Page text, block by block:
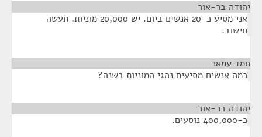
יהודה בר-אור
אני מסיע כ-20 אנשים ביום. יש 20,000 מוניות. תעשה
חישוב.
חמד עמאר
כמה אנשים מסיעים נהגי המוניות בשנה?
יהודה בר-אור
כ-400,000 נוסעים.